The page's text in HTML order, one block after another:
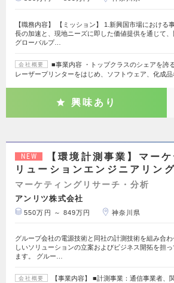
【職務内容】 【ミッション】 1.新興国市場における
長の加速と、現地ニーズに即した価値提供を通じて
グローバルプ…
会社概要
■事業内容 ・トップクラスのシェアを誇
レーザープリンターをはじめ、ソフトウェア、化成
興味あり
NEW
【環境計測事業】マー
リューションエンジニアリング
マーケティングリサーチ・分析
アンリツ株式会社
550万円 ～ 849万円 神奈川県
グループ会社の電源技術と同社の計測技術を組み合
しいソリューションの立案およびビジネス開拓を担っ
ます。 グルー…
会社概要
【事業内容】 ■計測事業：通信事業者、